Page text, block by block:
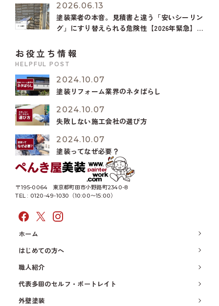
2026.06.13
塗装業者の本音。見積書と違う「安いシーリン
グ」にすり替えられる危険性【2026年緊急】
お役立ち情報
HELPFUL POST
2024.10.07
塗装リフォーム業界のネタばらし
2024.10.07
失敗しない施工会社の選び方
2024.10.07
塗装ってなぜ必要？
〒195-0064
東京都町田市小野路町2340-8
TEL : 0120-49-1030（10:00〜15:00）
ホーム
はじめての方へ
職人紹介
代表多田のセルフ・ポートレイト
外壁塗装